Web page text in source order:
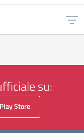
su:
Play Store